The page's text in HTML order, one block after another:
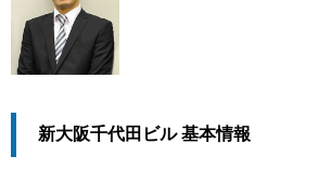
新大阪千代田ビル 基本情報